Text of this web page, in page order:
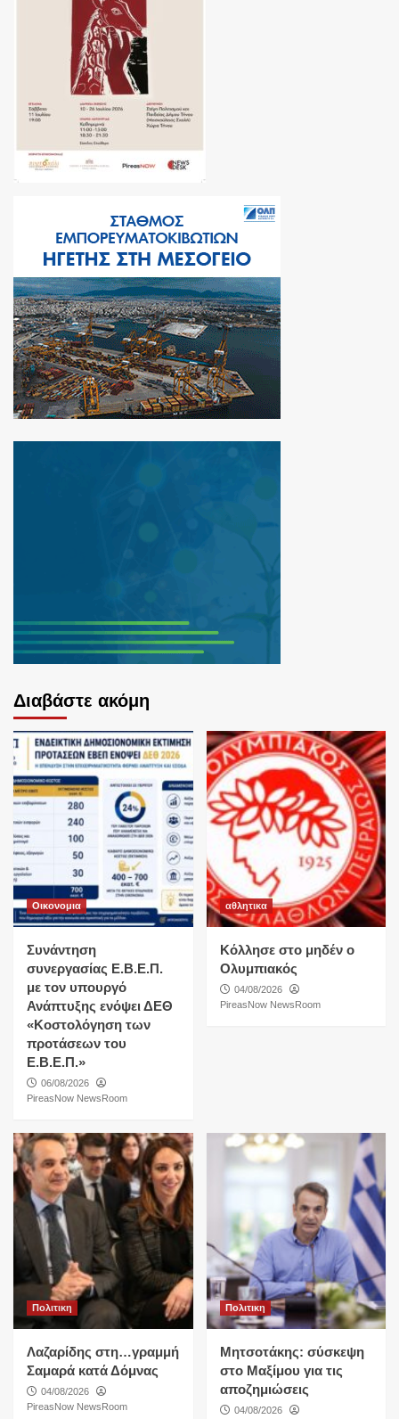
Διαβάστε ακόμη
Οικονομια
Συνάντηση
συνεργασίας Ε.Β.Ε.Π.
με τον υπουργό
Ανάπτυξης ενόψει ΔΕΘ
«Κοστολόγηση των
προτάσεων του
Ε.Β.Ε.Π.»
06/08/2026
PireasNow NewsRoom
αθλητικα
Κόλλησε στο μηδέν ο
Ολυμπιακός
04/08/2026
PireasNow NewsRoom
Πολιτικη
Λαζαρίδης στη…γραμμή
Σαμαρά κατά Δόμνας
04/08/2026
PireasNow NewsRoom
Πολιτικη
Μητσοτάκης: σύσκεψη
στο Μαξίμου για τις
αποζημιώσεις
04/08/2026